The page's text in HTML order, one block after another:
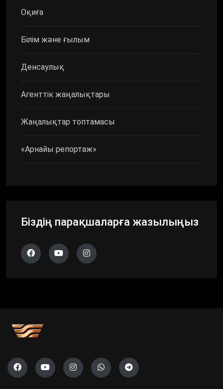
Оқиға
Білім және ғылым
Денсаулық
Агенттік жаңалықтары
Жаңалықтар топтамасы
«Арнайы репортаж»
Біздің парақшаларға жазылыңыз